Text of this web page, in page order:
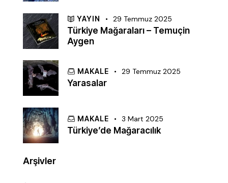
YAYIN 29 Temmuz 2025
Türkiye Mağaraları – Temuçin
Aygen
MAKALE 29 Temmuz 2025
Yarasalar
MAKALE 3 Mart 2025
Türkiye’de Mağaracılık
Arşivler